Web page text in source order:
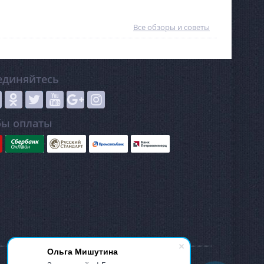
Ольга Мишутина
в начале
течение которой он будет
успешно эксплуатироваться.
Все обзоры и советы
оплаты